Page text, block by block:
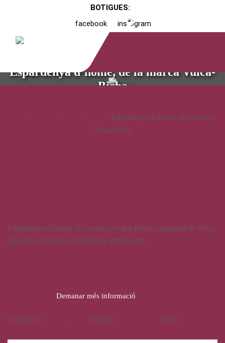
BOTIGUES:
facebook
instagram
Espardenya d’home, de la marca Vulca-
Bicha
/ / /
/ Espardenya d’home, de la marca
Vulca-Bicha
Espardenya d’home, de la marca Vulca-Bicha, totalment de roba i
amb sola de goma aromatitzada antillliscant
Demanar més informació
Categories: , Etiqueta: Marca: